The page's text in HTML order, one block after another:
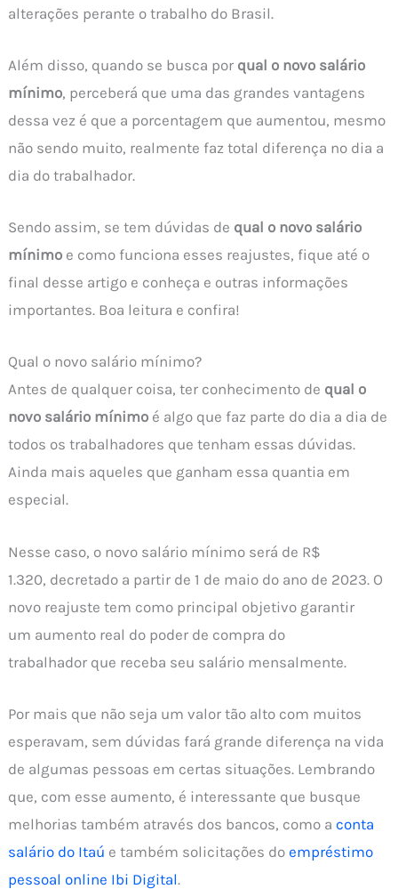
alterações perante o trabalho do Brasil.
Além disso, quando se busca por qual o novo salário
mínimo, perceberá que uma das grandes vantagens
dessa vez é que a porcentagem que aumentou, mesmo
não sendo muito, realmente faz total diferença no dia a
dia do trabalhador.
Sendo assim, se tem dúvidas de qual o novo salário
mínimo e como funciona esses reajustes, fique até o
final desse artigo e conheça e outras informações
importantes. Boa leitura e confira!
Qual o novo salário mínimo?
Antes de qualquer coisa, ter conhecimento de qual o
novo salário mínimo é algo que faz parte do dia a dia de
todos os trabalhadores que tenham essas dúvidas.
Ainda mais aqueles que ganham essa quantia em
especial.
Nesse caso, o novo salário mínimo será de R$
1.320, decretado a partir de 1 de maio do ano de 2023. O
novo reajuste tem como principal objetivo garantir
um aumento real do poder de compra do
trabalhador que receba seu salário mensalmente.
Por mais que não seja um valor tão alto com muitos
esperavam, sem dúvidas fará grande diferença na vida
de algumas pessoas em certas situações. Lembrando
que, com esse aumento, é interessante que busque
melhorias também através dos bancos, como aconta
salário do Itaú e também solicitações doempréstimo
pessoal online Ibi Digital.